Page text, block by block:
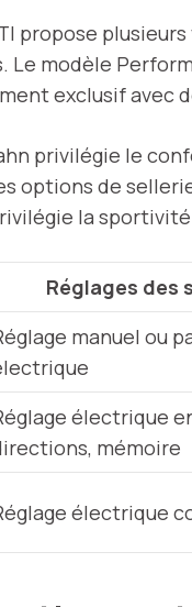
propose
Le modèle
exclusif avec
privilégie le
options de
la
Réglages des
manuel ou
électrique
mémoire
électrique